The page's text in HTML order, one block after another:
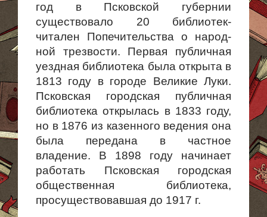
год в Псковской губернии
существовало 20 библиотек-
читален Попечительства о народ­
ной трезвости. Первая публичная
уездная библиотека была открыта в
1813 году в городе Великие Луки.
Псковская городская публичная
библиотека открылась в 1833 году,
но в 1876 из казенного ведения она
была передана в частное
владение. В 1898 году начинает
рабо­тать Псковская городская
общественная библиотека,
просуществовав­шая до 1917 г.